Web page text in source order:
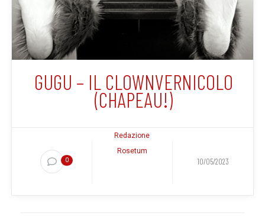
GUGU – IL CLOWNVERNICOLO
(CHAPEAU!)
0
Redazione
Rosetum
10/05/2023